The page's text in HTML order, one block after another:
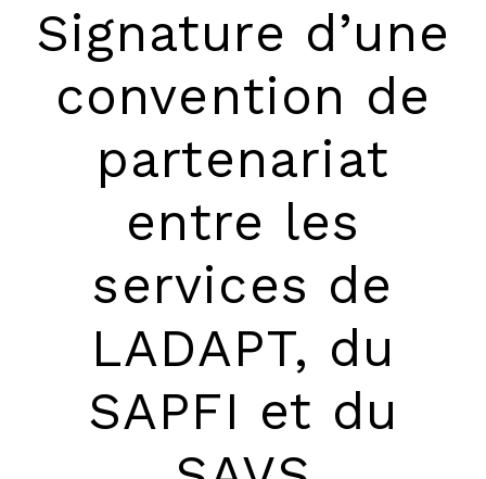
Signature d’une
convention de
partenariat
entre les
services de
LADAPT, du
SAPFI et du